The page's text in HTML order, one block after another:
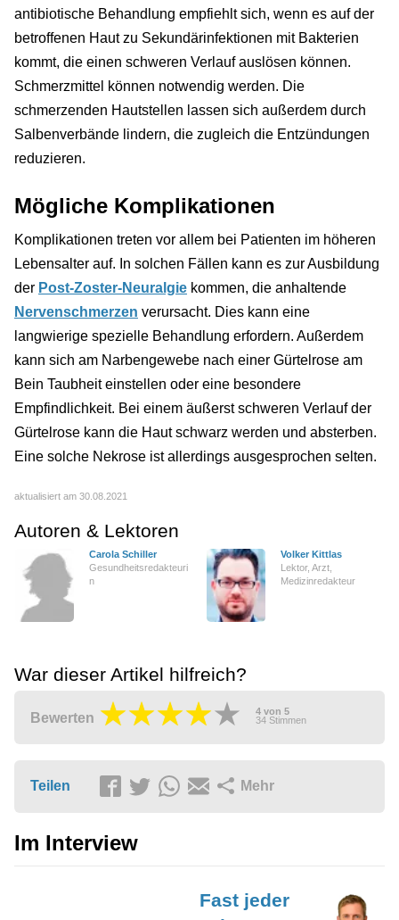
antibiotische Behandlung empfiehlt sich, wenn es auf der
betroffenen Haut zu Sekundärinfektionen mit Bakterien
kommt, die einen schweren Verlauf auslösen können.
Schmerzmittel können notwendig werden. Die
schmerzenden Hautstellen lassen sich außerdem durch
Salbenverbände lindern, die zugleich die Entzündungen
reduzieren.
Mögliche Komplikationen
Komplikationen treten vor allem bei Patienten im höheren
Lebensalter auf. In solchen Fällen kann es zur Ausbildung
der Post-Zoster-Neuralgie kommen, die anhaltende
Nervenschmerzen verursacht. Dies kann eine
langwierige spezielle Behandlung erfordern. Außerdem
kann sich am Narbengewebe nach einer Gürtelrose am
Bein Taubheit einstellen oder eine besondere
Empfindlichkeit. Bei einem äußerst schweren Verlauf der
Gürtelrose kann die Haut schwarz werden und absterben.
Eine solche Nekrose ist allerdings ausgesprochen selten.
aktualisiert am 30.08.2021
Autoren & Lektoren
Carola Schiller
Gesundheitsredakteuri
n
Volker Kittlas
Lektor, Arzt,
Medizinredakteur
War dieser Artikel hilfreich?
Bewerten 4 von 5
34 Stimmen
Teilen Mehr
Im Interview
Fast jeder